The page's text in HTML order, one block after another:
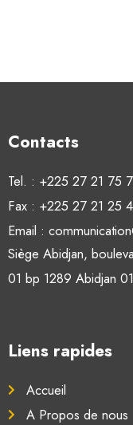
Contacts
Tel. : +225 27 21 75
Fax : +225 27 21 25
Email :
Siège Abidjan,
01 bp 1289 Abidjan 01
Liens rapides
Accueil
A Propos de nous